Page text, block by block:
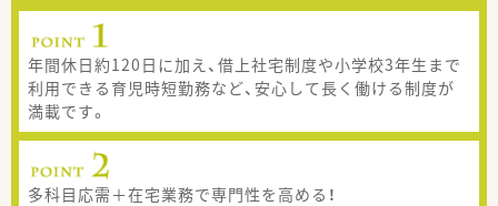
年間休日約120日に加え、借上社宅制度や小学校3年生まで
利用できる育児時短勤務など、安心して長く働ける制度が
満載です。
多科目応需＋在宅業務で専門性を高める！